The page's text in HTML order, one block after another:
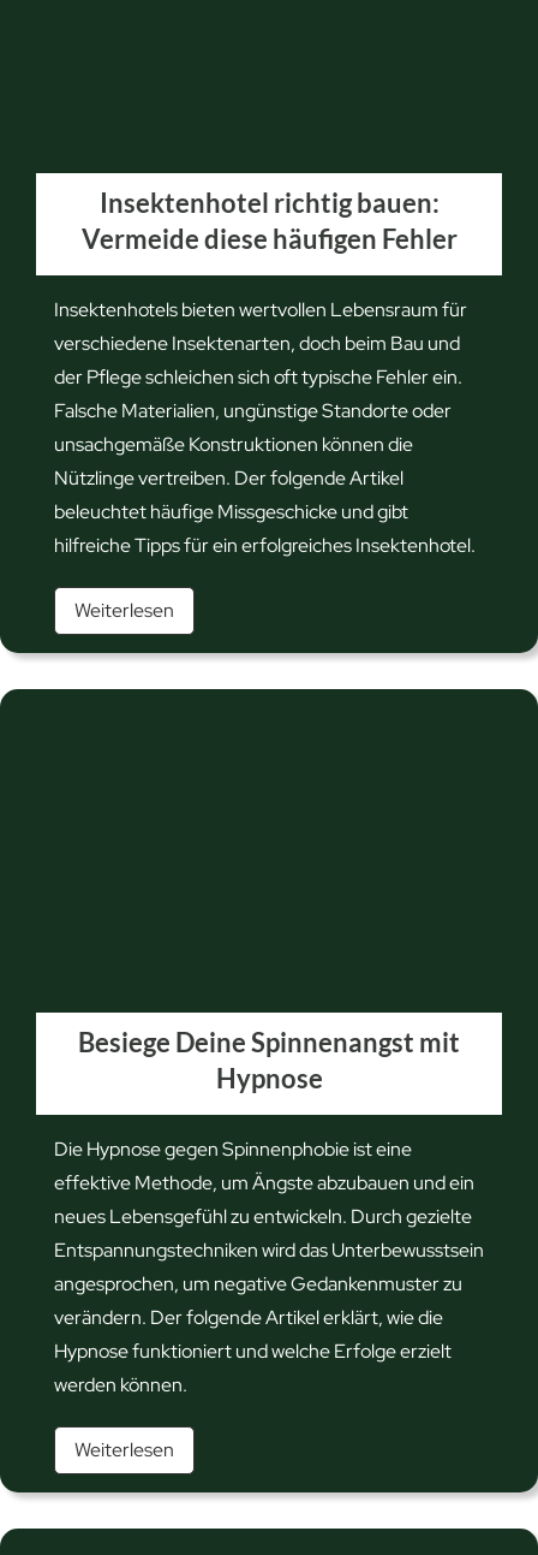
Insektenhotel richtig bauen:
Vermeide diese häufigen Fehler
Insektenhotels bieten wertvollen Lebensraum für
verschiedene Insektenarten, doch beim Bau und
der Pflege schleichen sich oft typische Fehler ein.
Falsche Materialien, ungünstige Standorte oder
unsachgemäße Konstruktionen können die
Nützlinge vertreiben. Der folgende Artikel
beleuchtet häufige Missgeschicke und gibt
hilfreiche Tipps für ein erfolgreiches Insektenhotel.
Weiterlesen
n
l
r
c
h
t
i
g
b
a
u
e
Besiege Deine Spinnenangst mit
Hypnose
Die Hypnose gegen Spinnenphobie ist eine
effektive Methode, um Ängste abzubauen und ein
neues Lebensgefühl zu entwickeln. Durch gezielte
Entspannungstechniken wird das Unterbewusstsein
angesprochen, um negative Gedankenmuster zu
verändern. Der folgende Artikel erklärt, wie die
Hypnose funktioniert und welche Erfolge erzielt
werden können.
Weiterlesen
e